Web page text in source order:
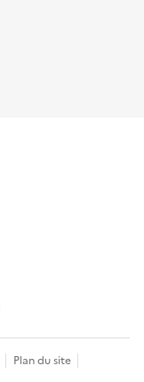
Plan du site